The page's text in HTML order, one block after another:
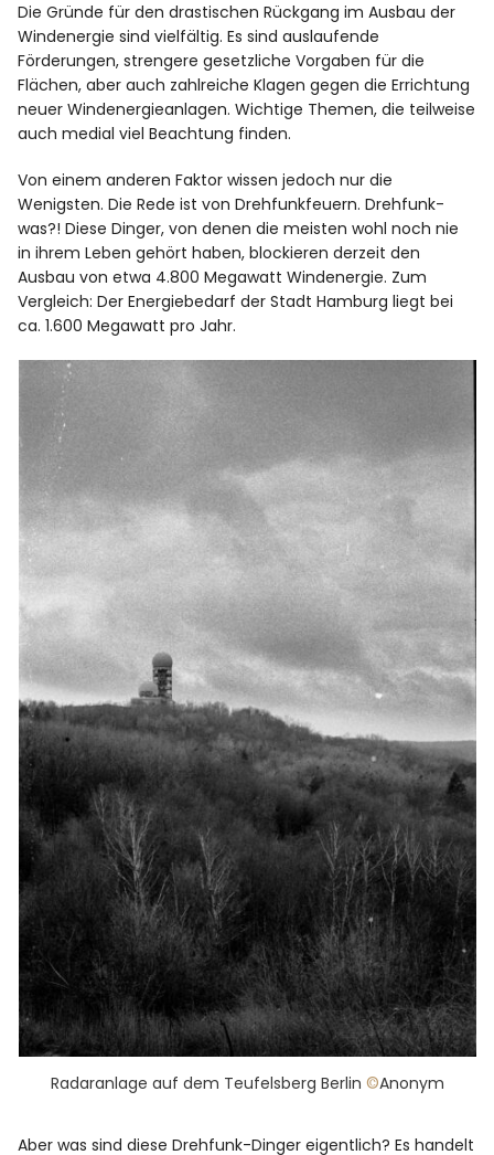
Die Gründe für den drastischen Rückgang im Ausbau der
Windenergie sind vielfältig. Es sind auslaufende
Förderungen, strengere gesetzliche Vorgaben für die
Flächen, aber auch zahlreiche Klagen gegen die Errichtung
neuer Windenergieanlagen. Wichtige Themen, die teilweise
auch medial viel Beachtung finden.
Von einem anderen Faktor wissen jedoch nur die
Wenigsten. Die Rede ist von Drehfunkfeuern. Drehfunk-
was?! Diese Dinger, von denen die meisten wohl noch nie
in ihrem Leben gehört haben, blockieren derzeit den
Ausbau von etwa 4.800 Megawatt Windenergie. Zum
Vergleich: Der Energiebedarf der Stadt Hamburg liegt bei
ca. 1.600 Megawatt pro Jahr.
Radaranlage auf dem Teufelsberg Berlin ©Anonym
Aber was sind diese Drehfunk-Dinger eigentlich? Es handelt